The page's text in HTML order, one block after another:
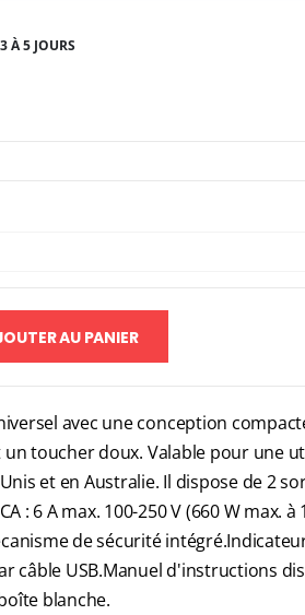
À 5 JOURS
AU PANIER
avec une conception
toucher doux. Valable pour une
et en Australie. Il dispose de 2
: 6 A max. 100-250 V (660 W max.
de sécurité
câble USB.Manuel d'instructions
blanche.